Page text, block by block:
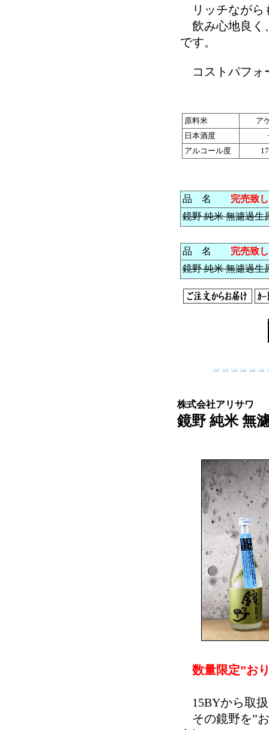
リッチながら
飲み心地良く
です。
コストパフォ
原料米
ア
日本酒度
アルコール度
品 名 完売致
鏡野 純米 無濾過生
品 名 完売致
鏡野 純米 無濾過生
株式会社アリサワ
鏡野 純米 無
数量限定”お
15BYから取扱
その鏡野を”